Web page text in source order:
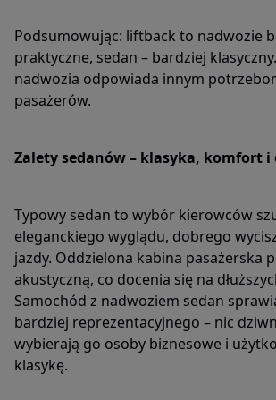
Podsumowując: liftback to nadwozie
praktyczne, sedan – bardziej
nadwozia odpowiada innym
pasażerów.
Zalety sedanów – klasyka, komfort i
Typowy sedan to wybór kierowców
eleganckiego wyglądu, dobrego
jazdy. Oddzielona kabina pasażerska
akustyczną, co docenia się na
Samochód z nadwoziem sedan
bardziej reprezentacyjnego – nic
wybierają go osoby biznesowe i
klasykę.